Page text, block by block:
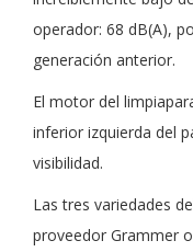
operador: 68 dB(A),
generación anterior.
El motor del
inferior izquierda del
visibilidad.
Las tres variedades
proveedor Grammer